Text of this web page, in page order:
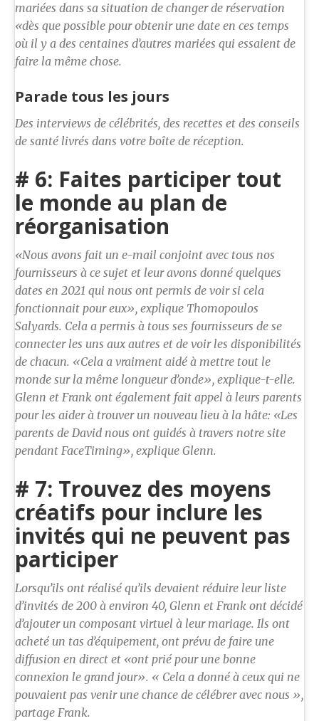
mariées dans sa situation de changer de réservation
«dès que possible pour obtenir une date en ces temps
où il y a des centaines d’autres mariées qui essaient de
faire la même chose.
Parade tous les jours
Des interviews de célébrités, des recettes et des conseils
de santé livrés dans votre boîte de réception.
# 6: Faites participer tout
le monde au plan de
réorganisation
«Nous avons fait un e-mail conjoint avec tous nos
fournisseurs à ce sujet et leur avons donné quelques
dates en 2021 qui nous ont permis de voir si cela
fonctionnait pour eux», explique Thomopoulos
Salyards. Cela a permis à tous ses fournisseurs de se
connecter les uns aux autres et de voir les disponibilités
de chacun. «Cela a vraiment aidé à mettre tout le
monde sur la même longueur d’onde», explique-t-elle.
Glenn et Frank ont ​​également fait appel à leurs parents
pour les aider à trouver un nouveau lieu à la hâte: «Les
parents de David nous ont guidés à travers notre site
pendant FaceTiming», explique Glenn.
# 7: Trouvez des moyens
créatifs pour inclure les
invités qui ne peuvent pas
participer
Lorsqu’ils ont réalisé qu’ils devaient réduire leur liste
d’invités de 200 à environ 40, Glenn et Frank ont ​​décidé
d’ajouter un composant virtuel à leur mariage. Ils ont
acheté un tas d’équipement, ont prévu de faire une
diffusion en direct et «ont prié pour une bonne
connexion le grand jour». « Cela a donné à ceux qui ne
pouvaient pas venir une chance de célébrer avec nous »,
partage Frank.